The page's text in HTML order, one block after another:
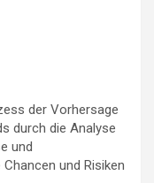
der Vorhersage
durch die Analyse
und
und Risiken